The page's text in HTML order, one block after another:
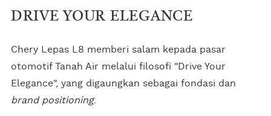
DRIVE YOUR ELEGANCE
Chery Lepas L8 memberi salam kepada pasar
otomotif Tanah Air melalui filosofi "Drive Your
Elegance", yang digaungkan sebagai fondasi dan
brand positioning.